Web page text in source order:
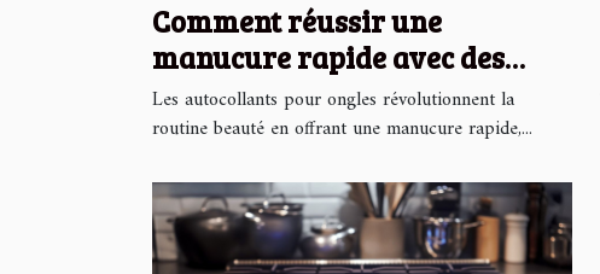
Comment réussir une
manucure rapide avec des
autocollants pour ongles ?
Les autocollants pour ongles révolutionnent la
routine beauté en offrant une manucure rapide,...